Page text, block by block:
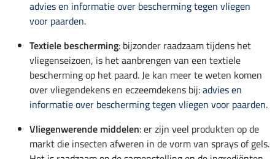
advies en informatie over bescherming tegen vliegen
voor paarden.
Textiele bescherming: bijzonder raadzaam tijdens het
vliegenseizoen, is het aanbrengen van een textiele
bescherming op het paard. Je kan meer te weten komen
over vliegendekens en eczeemdekens bij:advies en
informatie over bescherming tegen vliegen voor paarden.
Vliegenwerende middelen: er zijn veel produkten op de
markt die insecten afweren in de vorm van sprays of gels.